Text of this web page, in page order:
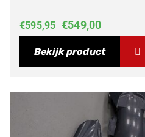
€595,95 Oorspronkelijke
prijs
was:
€595,95.
€549,00Huidige
prijs
is:
€549,00.
Bekijk product